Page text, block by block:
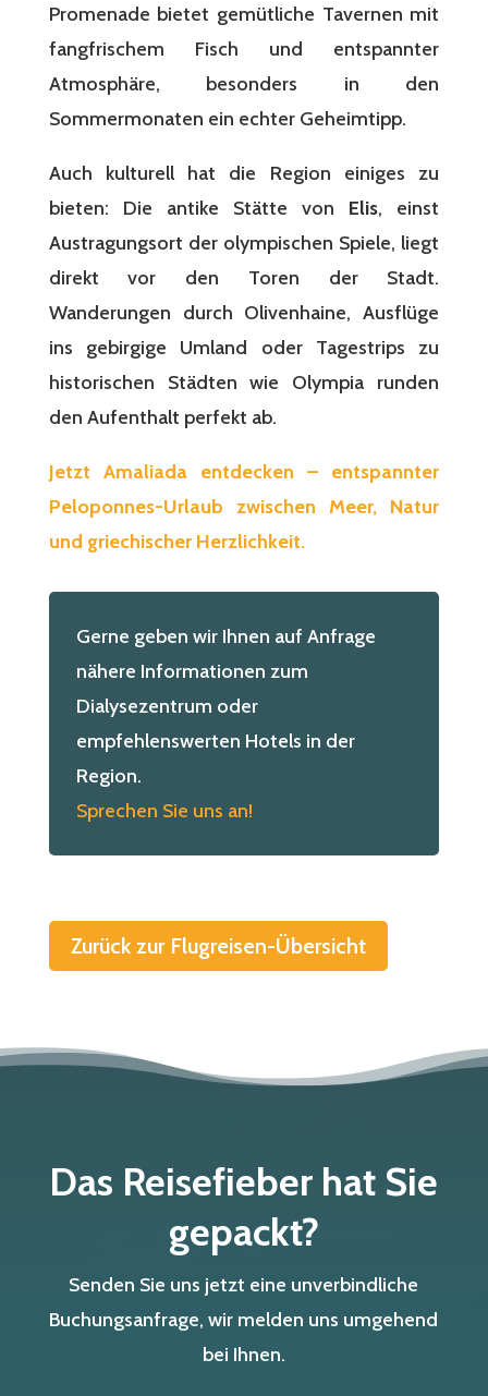
Promenade bietet gemütliche Tavernen mit
fangfrischem Fisch und entspannter
Atmosphäre, besonders in den
Sommermonaten ein echter Geheimtipp.
Auch kulturell hat die Region einiges zu
bieten: Die antike Stätte von Elis, einst
Austragungsort der olympischen Spiele, liegt
direkt vor den Toren der Stadt.
Wanderungen durch Olivenhaine, Ausflüge
ins gebirgige Umland oder Tagestrips zu
historischen Städten wie Olympia runden
den Aufenthalt perfekt ab.
Jetzt Amaliada entdecken – entspannter
Peloponnes-Urlaub zwischen Meer, Natur
und griechischer Herzlichkeit.
Gerne geben wir Ihnen auf Anfrage
nähere Informationen zum
Dialysezentrum oder
empfehlenswerten Hotels in der
Region.
Sprechen Sie uns an!
Zurück zur Flugreisen-Übersicht
Das Reisefieber hat Sie
gepackt?
Senden Sie uns jetzt eine unverbindliche
Buchungsanfrage, wir melden uns umgehend
bei Ihnen.